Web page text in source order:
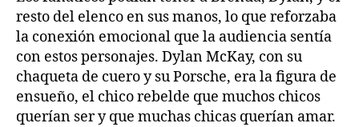
resto del elenco en sus manos, lo que reforzaba
la conexión emocional que la audiencia sentía
con estos personajes. Dylan McKay, con su
chaqueta de cuero y su Porsche, era la figura de
ensueño, el chico rebelde que muchos chicos
querían ser y que muchas chicas querían amar.